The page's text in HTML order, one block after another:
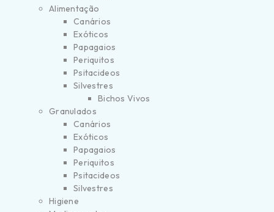
Alimentação
Canários
Exóticos
Papagaios
Periquitos
Psitacideos
Silvestres
Bichos Vivos
Granulados
Canários
Exóticos
Papagaios
Periquitos
Psitacideos
Silvestres
Higiene